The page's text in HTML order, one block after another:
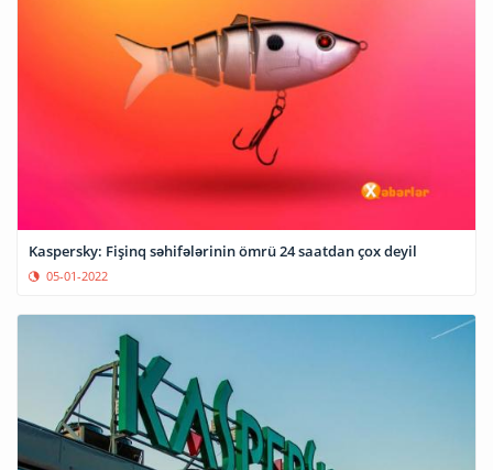
Kaspersky: Fişinq səhifələrinin ömrü 24 saatdan çox deyil
05-01-2022